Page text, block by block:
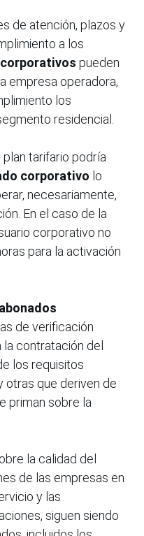
de atención, plazos y
a los
pueden
empresa operadora,
los
residencial.
tarifario podría
corporativo lo
necesariamente,
En el caso de la
corporativo no
para la activación
abonados
de verificación
la contratación del
los requisitos
otras que deriven de
priman sobre la
la calidad del
de las empresas en
y las
siguen siendo